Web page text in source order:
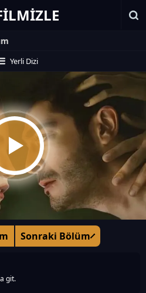
Yerli Dizi
Sonraki Bölüm
git.